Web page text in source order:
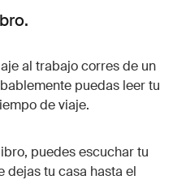
al trabajo corres de un
puedas leer tu
de viaje.
puedes escuchar tu
dejas tu casa hasta el